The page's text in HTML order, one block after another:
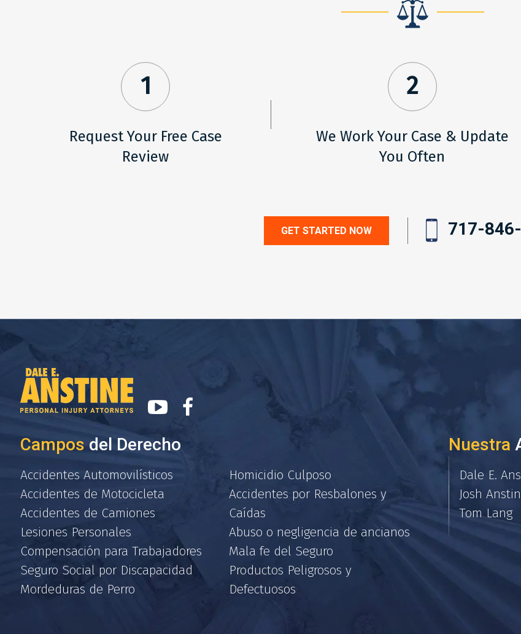
1
Request Your Free Case
Review
2
We Work Your Case & Update
You Often
GET STARTED NOW 717-
Campos del Derecho
Accidentes Automovilísticos
Accidentes de Motocicleta
Accidentes de Camiones
Lesiones Personales
Compensación para Trabajadores
Seguro Social por Discapacidad
Mordeduras de Perro
Homicidio Culposo
Accidentes por Resbalones y
Caídas
Abuso o negligencia de ancianos
Mala fe del Seguro
Productos Peligrosos y
Defectuosos
Nuestra
Dale E.
Josh
Tom Lang